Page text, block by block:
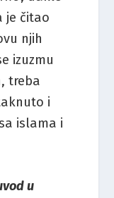
je čitao
njih
izuzmu
treba
i
islama i
u